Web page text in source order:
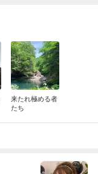
来たれ極める者
たち